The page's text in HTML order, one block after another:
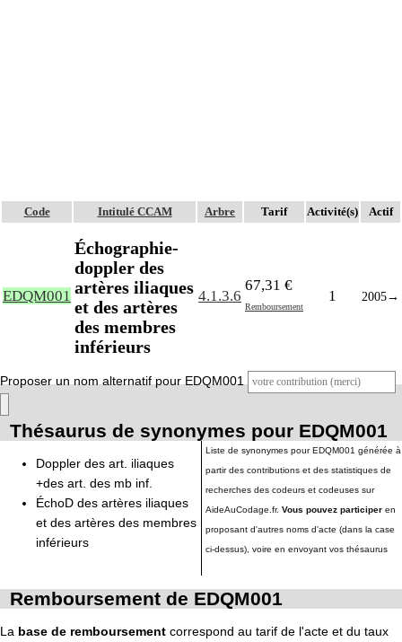
Code Intitulé CCAM Arbre Tarif Activité(s) Actif
EDQM001
Échographie-
doppler des
artères iliaques
et des artères
des membres
inférieurs
4.1.3.6
67,31 €
Remboursement
1 2005→
Proposer un nom alternatif pour EDQM001
Thésaurus de synonymes pour EDQM001
Doppler des art. iliaques
+des art. des mb inf.
ÉchoD des artères iliaques
et des artères des membres
inférieurs
Liste de synonymes pour EDQM001 générée à
partir des contributions et des statistiques de
recherches des codeurs et codeuses sur
AideAuCodage.fr. Vous pouvez participer en
proposant d'autres noms d'acte (dans la case
ci-dessus), voire en envoyant vos thésaurus
Remboursement de EDQM001
La base de remboursement correspond au tarif de l'acte et du taux